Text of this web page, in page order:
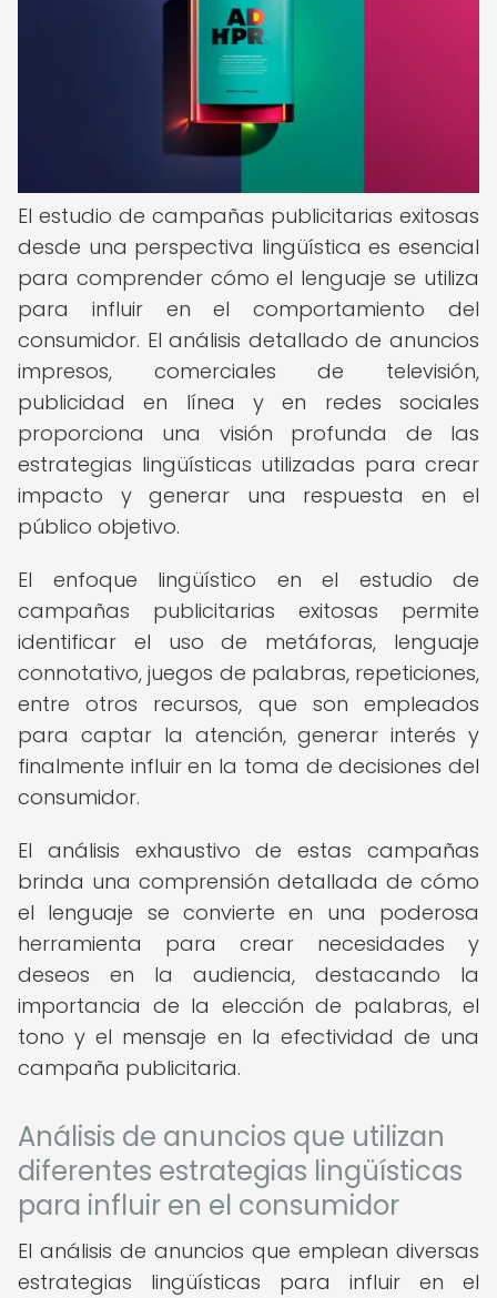
El estudio de campañas publicitarias exitosas
desde una perspectiva lingüística es esencial
para comprender cómo el lenguaje se utiliza
para influir en el comportamiento del
consumidor. El análisis detallado de anuncios
impresos, comerciales de televisión,
publicidad en línea y en redes sociales
proporciona una visión profunda de las
estrategias lingüísticas utilizadas para crear
impacto y generar una respuesta en el
público objetivo.
El enfoque lingüístico en el estudio de
campañas publicitarias exitosas permite
identificar el uso de metáforas, lenguaje
connotativo, juegos de palabras, repeticiones,
entre otros recursos, que son empleados
para captar la atención, generar interés y
finalmente influir en la toma de decisiones del
consumidor.
El análisis exhaustivo de estas campañas
brinda una comprensión detallada de cómo
el lenguaje se convierte en una poderosa
herramienta para crear necesidades y
deseos en la audiencia, destacando la
importancia de la elección de palabras, el
tono y el mensaje en la efectividad de una
campaña publicitaria.
Análisis de anuncios que utilizan
diferentes estrategias lingüísticas
para influir en el consumidor
El análisis de anuncios que emplean diversas
estrategias lingüísticas para influir en el